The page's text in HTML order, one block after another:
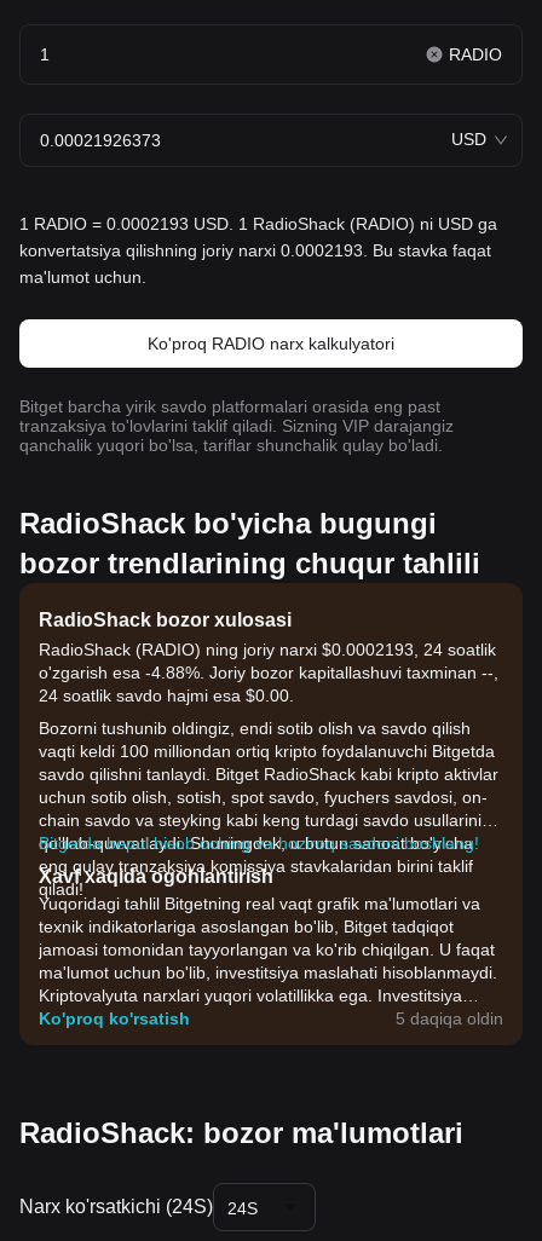
RADIO
USD
1 RADIO = 0.0002193 USD. 1 RadioShack (RADIO) ni USD ga
konvertatsiya qilishning joriy narxi 0.0002193. Bu stavka faqat
ma'lumot uchun.
Ko'proq RADIO narx kalkulyatori
Bitget barcha yirik savdo platformalari orasida eng past
tranzaksiya to'lovlarini taklif qiladi. Sizning VIP darajangiz
qanchalik yuqori bo'lsa, tariflar shunchalik qulay bo'ladi.
RadioShack bo'yicha bugungi
bozor trendlarining chuqur tahlili
RadioShack bozor xulosasi
RadioShack (RADIO) ning joriy narxi $0.0002193, 24 soatlik
o'zgarish esa -4.88%. Joriy bozor kapitallashuvi taxminan --,
24 soatlik savdo hajmi esa $0.00.
Bozorni tushunib oldingiz, endi sotib olish va savdo qilish
vaqti keldi 100 milliondan ortiq kripto foydalanuvchi Bitgetda
savdo qilishni tanlaydi. Bitget RadioShack kabi kripto aktivlar
uchun sotib olish, sotish, spot savdo, fyuchers savdosi, on-
chain savdo va steyking kabi keng turdagi savdo usullarini
qo'llab-quvvatlaydi. Shuningdek, u butun sanoat bo'yicha
eng qulay tranzaksiya komissiya stavkalaridan birini taklif
qiladi!
Bitgetda bepul hisob oching va hoziroq savdoni boshlang!
Xavf xaqida ogohlantirish
Yuqoridagi tahlil Bitgetning real vaqt grafik ma'lumotlari va
texnik indikatorlariga asoslangan bo'lib, Bitget tadqiqot
jamoasi tomonidan tayyorlangan va ko'rib chiqilgan. U faqat
ma'lumot uchun bo'lib, investitsiya maslahati hisoblanmaydi.
Kriptovalyuta narxlari yuqori volatillikka ega. Investitsiya
qarorlarini o'zingizning riskga chidamliligingiz asosida qabul
qiling.
Ko'proq ko'rsatish 5 daqiqa oldin
RadioShack: bozor ma'lumotlari
Narx ko'rsatkichi (24S) 24S